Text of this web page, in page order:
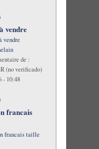
vendre
vendre
de :
(no verificado)
- 10:48
francais
francais taille